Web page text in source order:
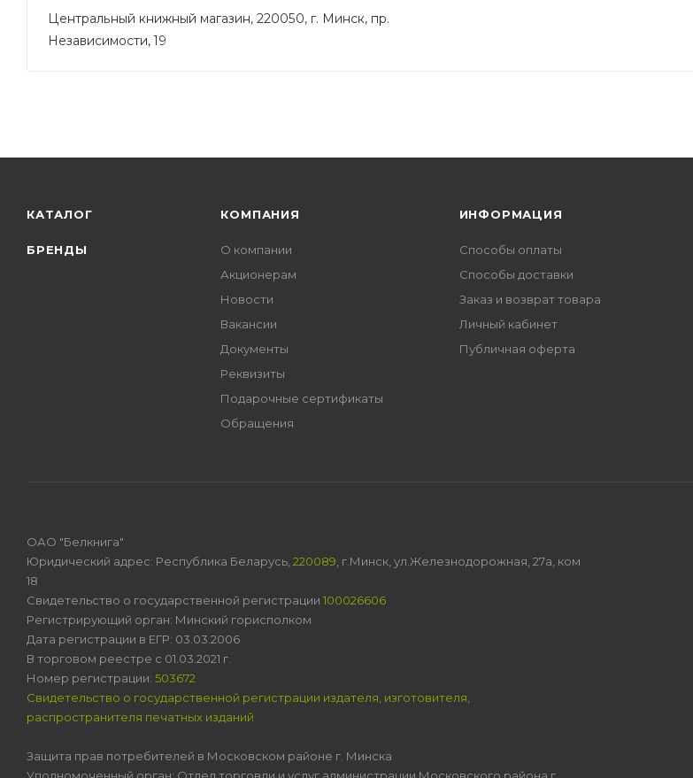
Центральный книжный магазин, 220050, г. Минск, пр.
Независимости, 19
КАТАЛОГ
БРЕНДЫ
КОМПАНИЯ
О компании
Акционерам
Новости
Вакансии
Документы
Реквизиты
Подарочные сертификаты
Обращения
ИНФОРМАЦИЯ
Способы оплаты
Способы доставки
Заказ и возврат товара
Личный кабинет
Публичная оферта
ОАО "Белкнига"
Юридический адрес: Республика Беларусь, 220089 , г.Минск, ул.Железнодорожная, 27а, ком
18
Свидетельство о государственной регистрации 100026606
Регистрирующий орган: Минский горисполком
Дата регистрации в ЕГР: 03.03.2006
В торговом реестре с 01.03.2021 г.
Номер регистрации: 503672
Свидетельство о государственной регистрации издателя, изготовителя,
распространителя печатных изданий
Защита прав потребителей в Московском районе г. Минска